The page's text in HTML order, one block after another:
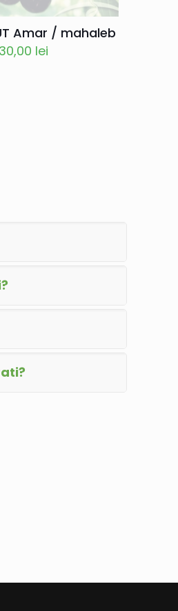
Amar / mahaleb
30,00 lei